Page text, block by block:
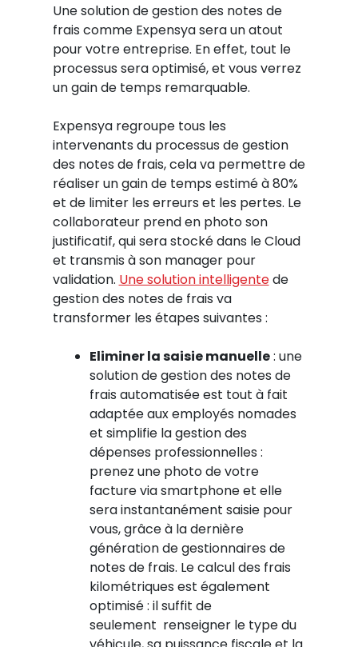
Une solution de gestion des notes de
frais comme Expensya sera un atout
pour votre entreprise. En effet, tout le
processus sera optimisé, et vous verrez
un gain de temps remarquable.
Expensya regroupe tous les
intervenants du processus de gestion
des notes de frais, cela va permettre de
réaliser un gain de temps estimé à 80%
et de limiter les erreurs et les pertes. Le
collaborateur prend en photo son
justificatif, qui sera stocké dans le Cloud
et transmis à son manager pour
validation. Une solution intelligentede
gestion des notes de frais va
transformer les étapes suivantes :
Eliminer la saisie manuelle: une
solution de gestion des notes de
frais automatisée est tout à fait
adaptée aux employés nomades
et simplifie la gestion des
dépenses professionnelles :
prenez une photo de votre
facture via smartphone et elle
sera instantanément saisie pour
vous, grâce à la dernière
génération de gestionnaires de
notes de frais. Le calcul des frais
kilométriques est également
optimisé : il suffit de
seulement renseigner le type du